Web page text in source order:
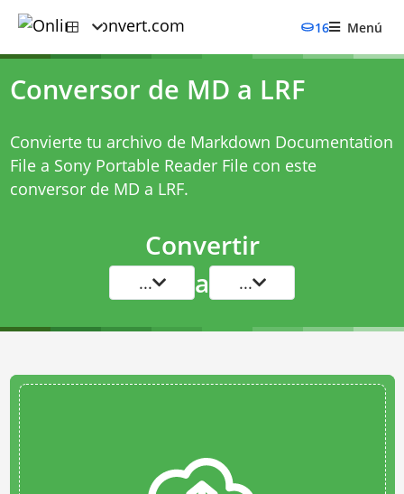
16 Menú
Conversor de MD a LRF
Convierte tu archivo de Markdown Documentation
File a Sony Portable Reader File con este
conversor de MD a LRF.
Convertir
... a ...